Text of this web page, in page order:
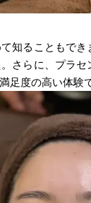
知ることもでき
さらに、プラセ
足度の高い体験